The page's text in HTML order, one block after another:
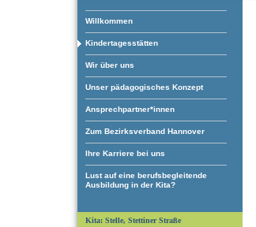
Willkommen
Kindertagesstätten
Wir über uns
Unser pädagogisches Konzept
Ansprechpartner*innen
Zum Bezirksverband Hannover
Ihre Karriere bei uns
Lust auf eine berufsbegleitende
Ausbildung in der Kita?
Kita: Stelle, Stettiner Straße